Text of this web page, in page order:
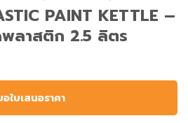
PAINT KETTLE –
ลาสติก 2.5 ลิตร
อใบเสนอราคา